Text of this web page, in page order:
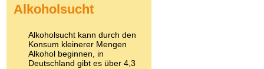
Kokain
LSD
Marihuana
Medikamente
Meskalin
Alkoholsucht
Alkoholsucht kann durch den
Konsum kleinerer Mengen
Alkohol beginnen, in
Deutschland gibt es über 4,3